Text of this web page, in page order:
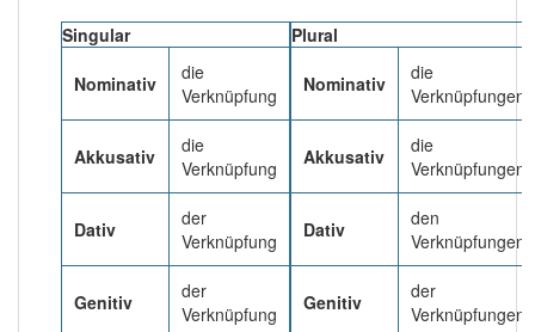
90% unserer Spielapp-Nutzer haben den Artikel
korrekt erraten.
Singular
Nominativ
die
Verknüpfung
Akkusativ
die
Verknüpfung
Dativ
der
Verknüpfung
Genitiv
der
Verknüpfung
Plural
Nominativ
die
Verknüpfungen
Akkusativ
die
Verknüpfungen
Dativ
den
Verknüpfungen
Genitiv
der
Verknüpfungen